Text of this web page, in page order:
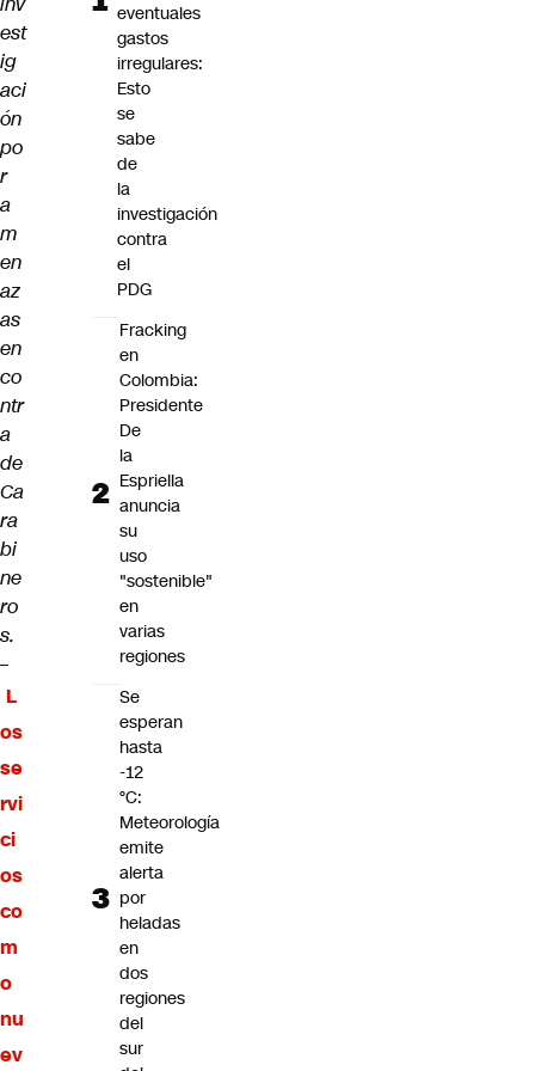
est
ig
aci
ón
po
r
a
m
en
az
as
en
co
ntr
a
de
Ca
ra
bi
ne
ro
s.
–
L
os
se
rvi
ci
os
co
m
o
nu
ev
eventuales
gastos
irregulares:
Esto
se
sabe
de
la
investigación
contra
el
PDG
Fracking
en
Colombia:
Presidente
De
la
Espriella
anuncia
su
uso
"sostenible"
en
varias
regiones
Se
esperan
hasta
-12
°C:
Meteorología
emite
alerta
por
heladas
en
dos
regiones
del
sur